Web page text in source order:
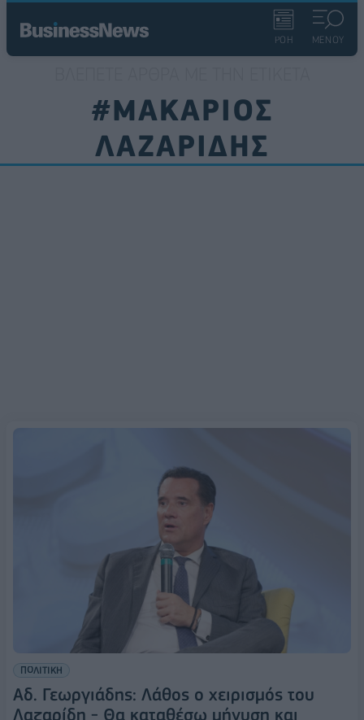
ΡΟΗ ΜΕΝΟΥ
#ΜΑΚΑΡΙΟΣ
ΛΑΖΑΡΙΔΗΣ
ΠΟΛΙΤΙΚΗ
Αδ. Γεωργιάδης: Λάθος ο χειρισμός του
Λαζαρίδη - Θα καταθέσω μήνυση και